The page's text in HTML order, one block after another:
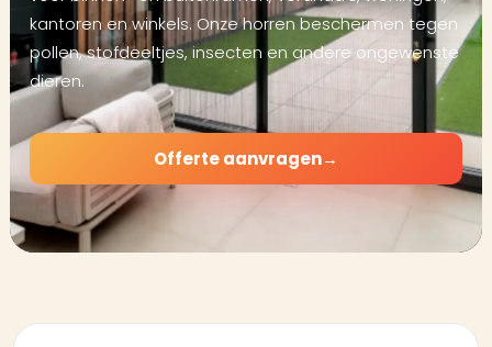
kantoren en winkels. Onze horren beschermen tegen
pollen, stofdeeltjes, insecten en andere ongewenste
dieren.
Offerte aanvragen→